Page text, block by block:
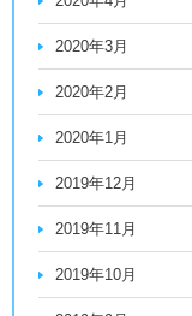
2020年3月
2020年2月
2020年1月
2019年12月
2019年11月
2019年10月